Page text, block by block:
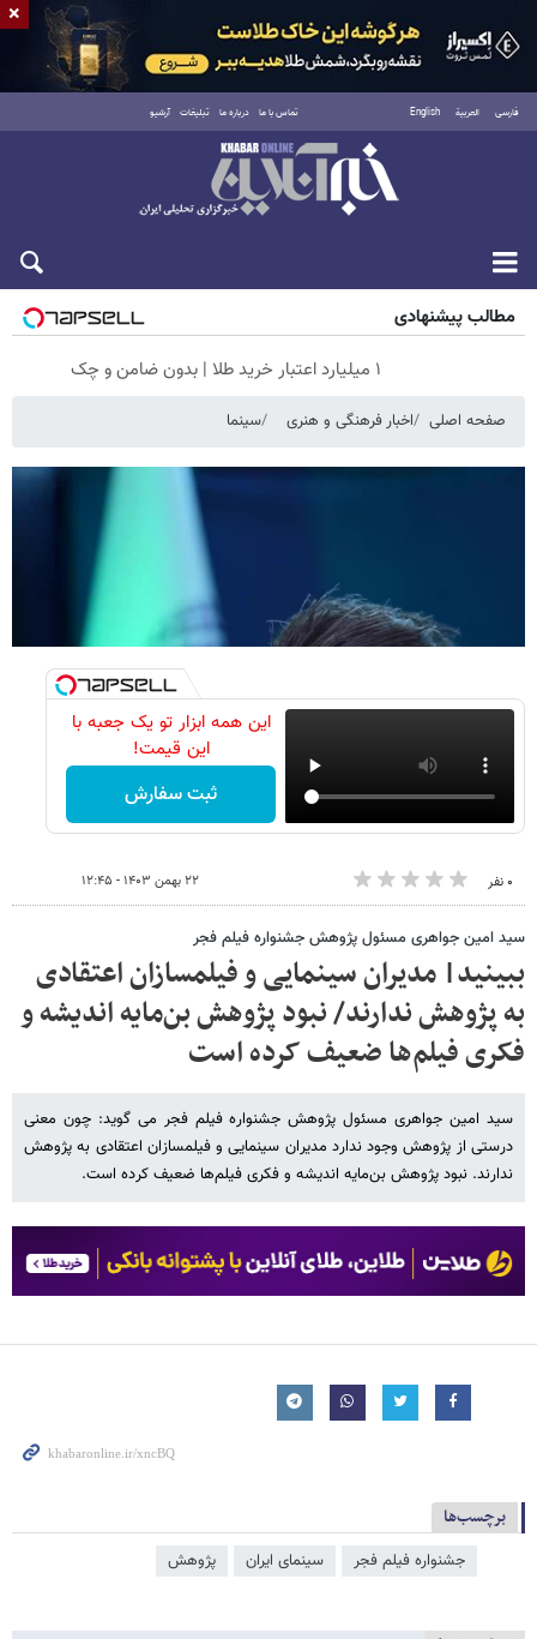
فارسی العربية English تماس با ما درباره ما تبلیغات آرشیو
جمعه ۱۶ مرداد ۱۴۰۵
مطالب پیشنهادی
۱ میلیارد اعتبار خرید طلا | بدون ضامن و چک
صفحه اصلی اخبار فرهنگی و هنری سینما
این همه ابزار تو یک جعبه با
این قیمت!
ثبت سفارش
۰ نفر ۲۲ بهمن ۱۴۰۳ - ۱۲:۴۵
سید امین جواهری مسئول پژوهش جشنواره فیلم فجر
ببینید| مدیران سینمایی و فیلمسازان اعتقادی
به پژوهش ندارند/ نبود پژوهش بن‌مایه اندیشه و
فکری فیلم‌ها ضعیف کرده است
سید امین جواهری مسئول پژوهش جشنواره فیلم فجر می گوید: چون معنی
درستی از پژوهش وجود ندارد مدیران سینمایی و فیلمسازان اعتقادی به پژوهش
ندارند. نبود پژوهش بن‌مایه اندیشه و فکری فیلم‌ها ضعیف کرده است.
برچسب‌ها
جشنواره فیلم فجر سینمای ایران پژوهش
×